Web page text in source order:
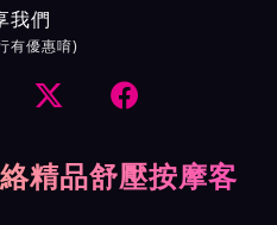
我們
有優惠唷)
 
精品舒壓按摩客